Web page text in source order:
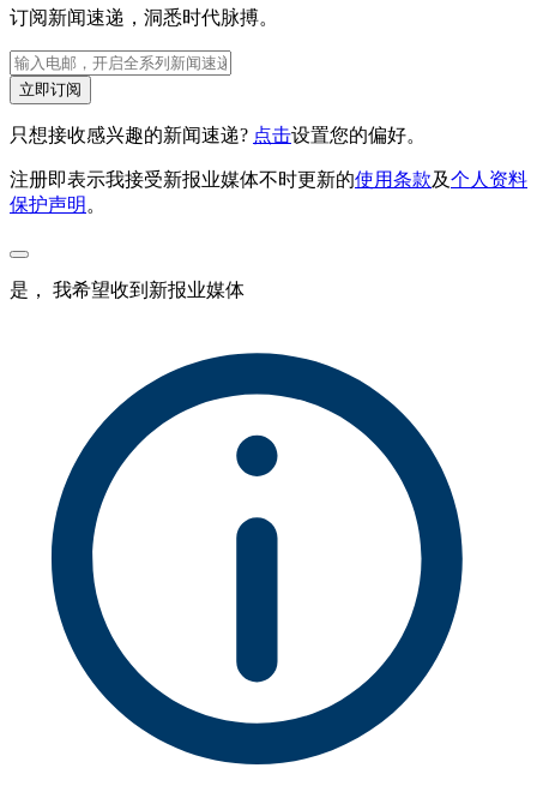
订阅新闻速递，洞悉时代脉搏。
立即订阅
只想接收感兴趣的新闻速递? 点击设置您的偏好。
注册即表示我接受新报业媒体不时更新的使用条款及个人资料
保护声明 。
是， 我希望收到新报业媒体